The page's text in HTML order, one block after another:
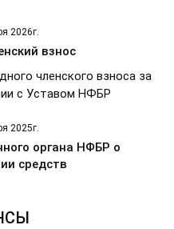
2026г.
взнос
членского взноса за
с Уставом НФБР
2025г.
органа НФБР о
средств